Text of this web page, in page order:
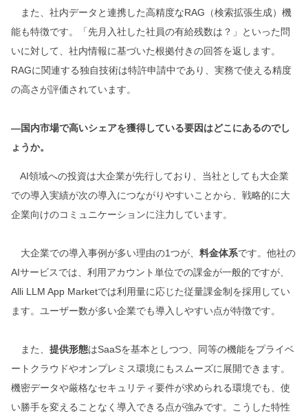
また、社内データと連携した高精度なRAG（検索拡張生成）機
能も特徴です。「先月入社した社員の有給残数は？」といった問
いに対して、社内情報に基づいた根拠付きの回答を返します。
RAGに関連する独自技術は特許申請中であり、実務で使える精度
の高さが評価されています。
―国内市場で高いシェアを獲得している要因はどこにあるのでし
ょうか。
AI領域への投資は大企業が先行しており、当社としても大企業
での導入実績が次の導入につながりやすいことから、戦略的に大
企業向けのコミュニケーションに注力しています。
大企業での導入事例が多い理由の1つが、 料金体系です。他社の
AIサービスでは、利用アカウント単位での課金が一般的ですが、
Alli LLM App Marketでは利用量に応じた従量課金制を採用してい
ます。ユーザー数が多い企業でも導入しやすい点が特徴です。
また、 提供形態はSaaSを基本としつつ、同等の機能をプライベ
ートクラウドやオンプレミス環境にもスムーズに展開できます。
機密データや厳格なセキュリティ要件が求められる環境でも、使
い勝手を変えることなく導入できる点が強みです。こうした特性